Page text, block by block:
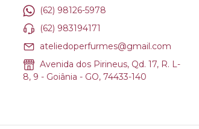
(62) 98126-5978
(62) 983194171
ateliedoperfurmes@gmail.com
Avenida dos Pirineus, Qd. 17, R. L-
8, 9 - Goiânia - GO, 74433-140